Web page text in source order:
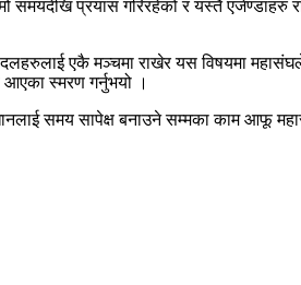
समयदेखि प्रयास गरिरहेको र यस्तै एजेण्डाहरु
एकै मञ्चमा राखेर यस विषयमा
स्मरण गर्नुभयो ।
समय सापेक्ष बनाउने सम्मका काम आफू